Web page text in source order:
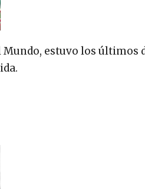
estuvo los últimos